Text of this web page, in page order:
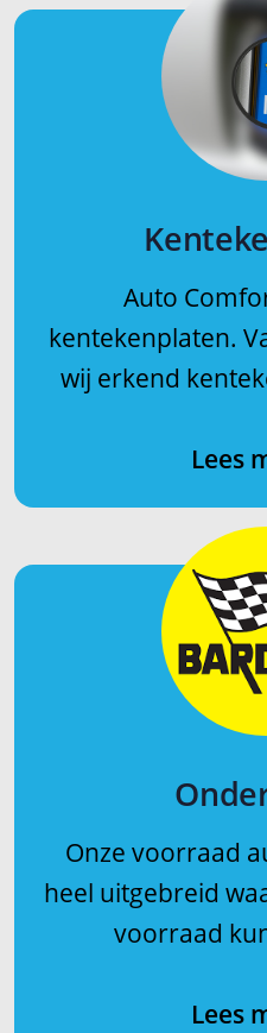
Auto
kentekenplaten.
wij erkend
Lees
Onze voorraad
heel uitgebreid
voorraad
Lees